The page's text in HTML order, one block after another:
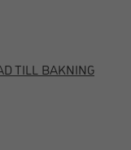
TILL BAKNING